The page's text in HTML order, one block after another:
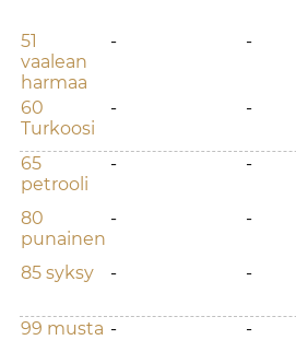
51
vaalean
harmaa
- -
60
Turkoosi
- -
65
petrooli
- -
80
punainen
- -
85 syksy - -
99 musta - -